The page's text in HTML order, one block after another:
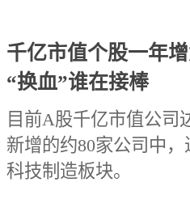
千亿市值个股一年
“换血”谁在接棒
目前A股千亿市值公司
新增的约80家公司中
科技制造板块。